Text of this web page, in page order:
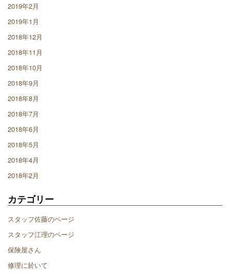
2019年2月
2019年1月
2018年12月
2018年11月
2018年10月
2018年9月
2018年8月
2018年7月
2018年6月
2018年5月
2018年4月
2018年2月
カテゴリー
スタッフ佐藤のページ
スタッフ江理のページ
保険屋さん
修理に於いて